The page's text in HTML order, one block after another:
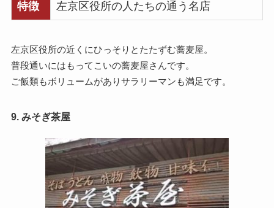
特徴 左京区役所の人たちの通う名店
左京区役所の近くにひっそりとたたずむ蕎麦屋。
普段通いにはもってこいの蕎麦屋さんです。
ご飯類もボリュームがありサラリーマンも満足です。
9. みそぎ茶屋